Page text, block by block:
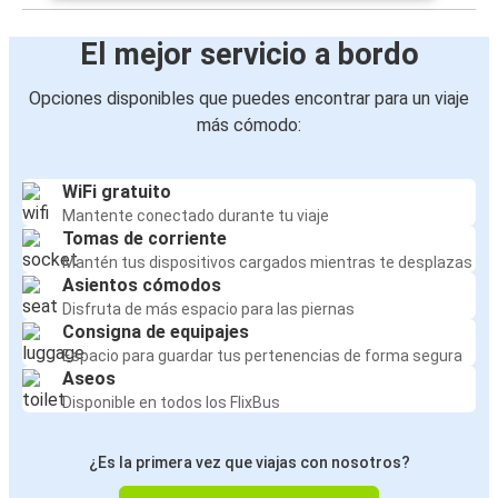
El mejor servicio a bordo
Opciones disponibles que puedes encontrar para un viaje
más cómodo:
WiFi gratuito
Mantente conectado durante tu viaje
Tomas de corriente
Mantén tus dispositivos cargados mientras te desplazas
Asientos cómodos
Disfruta de más espacio para las piernas
Consigna de equipajes
Espacio para guardar tus pertenencias de forma segura
Aseos
Disponible en todos los FlixBus
¿Es la primera vez que viajas con nosotros?